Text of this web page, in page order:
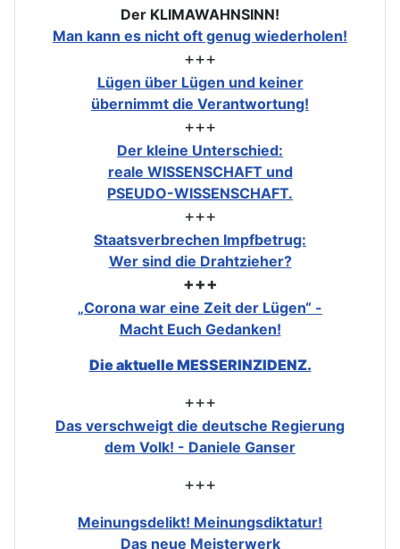
Der KLIMAWAHNSINN!
Man kann es nicht oft genug wiederholen!
+++
Lügen über Lügen und keiner
übernimmt die Verantwortung!
+++
Der kleine Unterschied:
reale WISSENSCHAFT und
PSEUDO-WISSENSCHAFT.
+++
Staatsverbrechen Impfbetrug:
Wer sind die Drahtzieher?
+++
„Corona war eine Zeit der Lügen“ -
Macht Euch Gedanken!
Die aktuelle MESSERINZIDENZ.
+++
Das verschweigt die deutsche Regierung
dem Volk! - Daniele Ganser
+++
Meinungsdelikt! Meinungsdiktatur!
Das neue Meisterwerk